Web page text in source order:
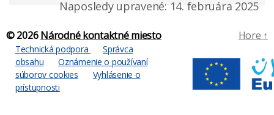
Naposledy upravené: 14. februára 2025
© 2026Národné kontaktné miesto Hore ↑
Technická podpora
Správca
obsahu
Oznámenie o používaní
súborov cookies
Vyhlásenie o
prístupnosti